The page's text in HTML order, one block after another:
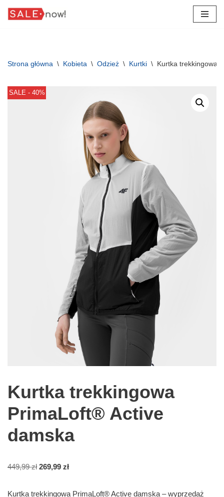
Strona główna \ Kobieta \ Odzież \ Kurtki \ Kurtka trekkingowa
SALE - 40%
Kurtka trekkingowa
PrimaLoft® Active
damska
449,99zł 269,99 zł
Kurtka trekkingowa PrimaLoft® Active damska – wyprzedaż